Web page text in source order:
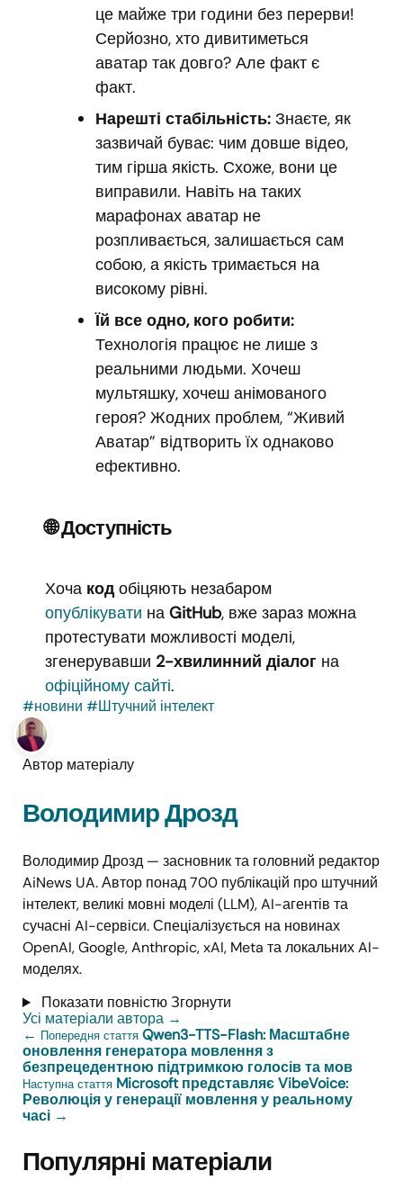
це майже три години без перерви!
Серйозно, хто дивитиметься
аватар так довго? Але факт є
факт.
Нарешті стабільність: Знаєте, як
зазвичай буває: чим довше відео,
тим гірша якість. Схоже, вони це
виправили. Навіть на таких
марафонах аватар не
розпливається, залишається сам
собою, а якість тримається на
високому рівні.
Їй все одно, кого робити:
Технологія працює не лише з
реальними людьми. Хочеш
мультяшку, хочеш анімованого
героя? Жодних проблем, “Живий
Аватар” відтворить їх однаково
ефективно.
🌐 Доступність
Хоча код обіцяють незабаром
опублікувати на GitHub, вже зараз можна
протестувати можливості моделі,
згенерувавши 2-хвилинний діалог на
офіційному сайті.
#новини #Штучний інтелект
Автор матеріалу
Володимир Дрозд
Володимир Дрозд — засновник та головний редактор
AiNews UA. Автор понад 700 публікацій про штучний
інтелект, великі мовні моделі (LLM), AI-агентів та
сучасні AI-сервіси. Спеціалізується на новинах
OpenAI, Google, Anthropic, xAI, Meta та локальних AI-
моделях.
Показати повністюЗгорнути
Усі матеріали автора →
← Попередня стаття Qwen3-TTS-Flash: Масштабне
оновлення генератора мовлення з
безпрецедентною підтримкою голосів та мов
Наступна стаття Microsoft представляє VibeVoice:
Революція у генерації мовлення у реальному
часі →
Популярні матеріали